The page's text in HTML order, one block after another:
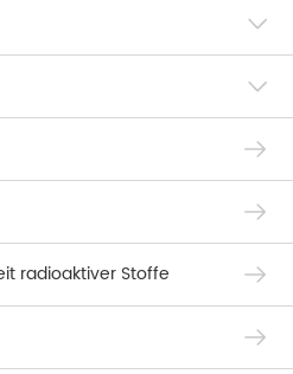
radioaktiver Stoffe